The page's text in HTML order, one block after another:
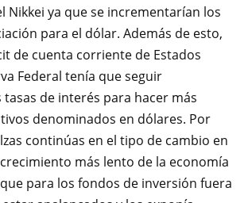
Nikkei ya que se incrementarían los
para el dólar. Además de esto,
de cuenta corriente de Estados
Federal tenía que seguir
de interés para hacer más
denominados en dólares. Por
continúas en el tipo de cambio en
más lento de la economía
para los fondos de inversión fuera